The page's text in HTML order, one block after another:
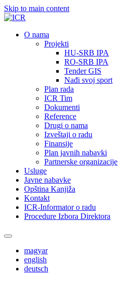
Skip to main content
О nama
Projekti
HU-SRB IPA
RO-SRB IPA
Tender GIS
Nađi svoj sport
Plan rada
ICR Tim
Dokumenti
Reference
Drugi o nama
Izveštaji o radu
Finansije
Plan javnih nabavki
Partnerske organizacije
Usluge
Javne nabavke
Opština Kanjiža
Kontakt
ICR-Informator o radu
Procedure Izbora Direktora
magyar
english
deutsch